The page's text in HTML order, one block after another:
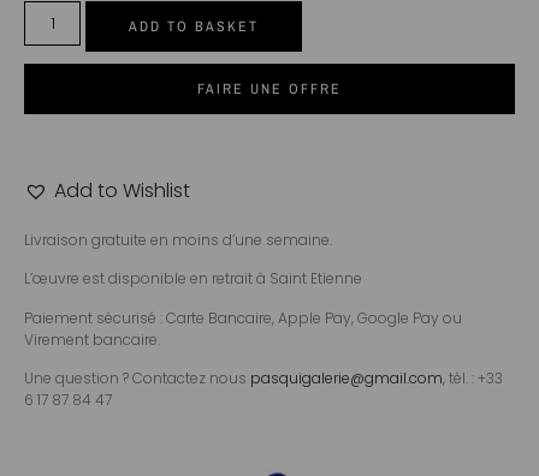
ADD TO BASKET
FAIRE UNE OFFRE
Add to Wishlist
Livraison gratuite en moins d’une semaine.
L’œuvre est disponible en retrait à Saint Etienne
Paiement sécurisé : Carte Bancaire, Apple Pay, Google Pay ou
Virement bancaire.
Une question ? Contactez nous pasquigalerie@gmail.com, tél. : +33
6 17 87 84 47